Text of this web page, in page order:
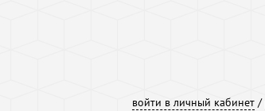
войти в личный кабинет /